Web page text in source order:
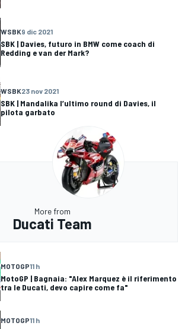
WSBK9 dic 2021
SBK | Davies, futuro in BMW come coach di
Redding e van der Mark?
WSBK23 nov 2021
SBK | Mandalika l’ultimo round di Davies, il
pilota garbato
More from
Ducati Team
MOTOGP11 h
MotoGP | Bagnaia: "Alex Marquez è il riferimento
tra le Ducati, devo capire come fa"
MOTOGP11 h